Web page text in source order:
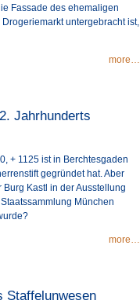
Fassade des ehemaligen
untergebracht ist,
more…
Jahrhunderts
+ 1125 ist in Berchtesgaden
gegründet hat. Aber
Kastl in der Ausstellung
München
more…
Staffelunwesen